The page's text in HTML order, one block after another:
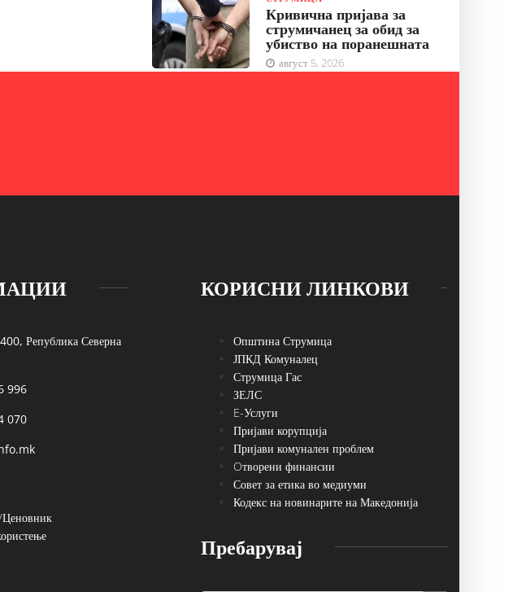
Кривична пријава за
струмичанец за обид за
убиство на поранешната
август 5, 2026
Република Северна
996
070
КОРИСНИ ЛИНКОВИ
Општина Струмица
ЈПКД Комуналец
Струмица Гас
ЗЕЛС
E-Услуги
Пријави корупција
Пријави комунален проблем
Oтворени финансии
Совет за етика во медиуми
Кодекс на новинарите на Македонија
Пребарувај